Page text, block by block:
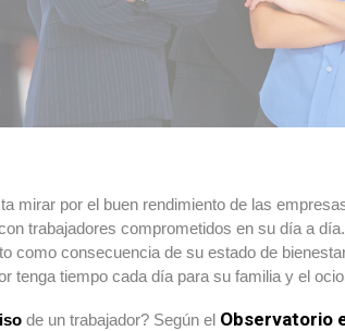
mirar por el buen rendimiento de las
trabajadores comprometidos en su día a
como consecuencia de su estado de
tenga tiempo cada día para su familia y el
de un trabajador? Según el Observatorio